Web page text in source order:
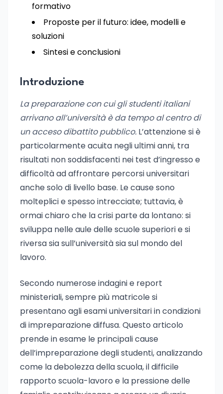
formativo
Proposte per il futuro: idee, modelli e
soluzioni
Sintesi e conclusioni
Introduzione
La preparazione con cui gli studenti italiani
arrivano all’università è da tempo al centro di
un acceso dibattito pubblico. L’attenzione si è
particolarmente acuita negli ultimi anni, tra
risultati non soddisfacenti nei test d’ingresso e
difficoltà ad affrontare percorsi universitari
anche solo di livello base. Le cause sono
molteplici e spesso intrecciate; tuttavia, è
ormai chiaro che la crisi parte da lontano: si
sviluppa nelle aule delle scuole superiori e si
riversa sia sull’università sia sul mondo del
lavoro.
Secondo numerose indagini e report
ministeriali, sempre più matricole si
presentano agli esami universitari in condizioni
di impreparazione diffusa. Questo articolo
prende in esame le principali cause
dell’impreparazione degli studenti, analizzando
come la debolezza della scuola, il difficile
rapporto scuola-lavoro e la pressione delle